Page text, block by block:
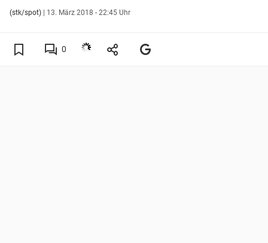
(stk/spot) | 13. März 2018 - 22:45 Uhr
0